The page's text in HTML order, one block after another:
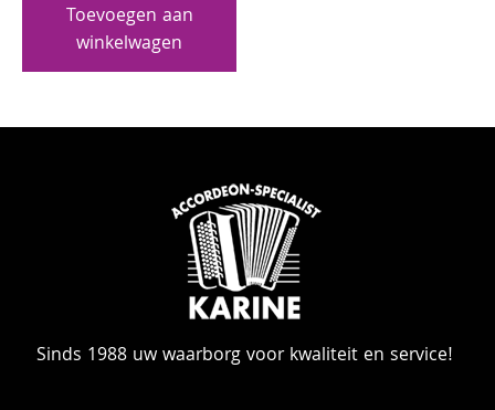
Toevoegen aan
winkelwagen
Sinds 1988 uw waarborg voor kwaliteit en service!